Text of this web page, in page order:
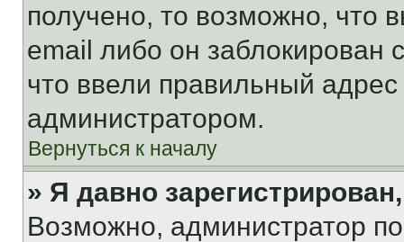
получено, то возможно, что
email либо он
что ввели правильный адрес
администратором.
Вернуться к началу
» Я давно
Возможно, администратор